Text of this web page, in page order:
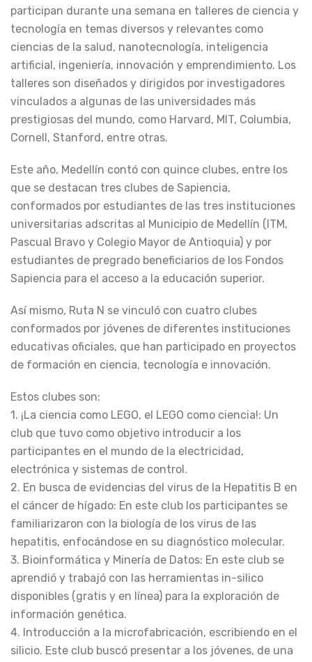
participan durante una semana en talleres de ciencia y
tecnología en temas diversos y relevantes como
ciencias de la salud, nanotecnología, inteligencia
artificial, ingeniería, innovación y emprendimiento. Los
talleres son diseñados y dirigidos por investigadores
vinculados a algunas de las universidades más
prestigiosas del mundo, como Harvard, MIT, Columbia,
Cornell, Stanford, entre otras.
Este año, Medellín contó con quince clubes, entre los
que se destacan tres clubes de Sapiencia,
conformados por estudiantes de las tres instituciones
universitarias adscritas al Municipio de Medellín (ITM,
Pascual Bravo y Colegio Mayor de Antioquia) y por
estudiantes de pregrado beneficiarios de los Fondos
Sapiencia para el acceso a la educación superior.
Así mismo, Ruta N se vinculó con cuatro clubes
conformados por jóvenes de diferentes instituciones
educativas oficiales, que han participado en proyectos
de formación en ciencia, tecnología e innovación.
Estos clubes son:
1. ¡La ciencia como LEGO, el LEGO como ciencia!: Un
club que tuvo como objetivo introducir a los
participantes en el mundo de la electricidad,
electrónica y sistemas de control.
2. En busca de evidencias del virus de la Hepatitis B en
el cáncer de hígado: En este club los participantes se
familiarizaron con la biología de los virus de las
hepatitis, enfocándose en su diagnóstico molecular.
3. Bioinformática y Minería de Datos: En este club se
aprendió y trabajó con las herramientas in-silico
disponibles (gratis y en línea) para la exploración de
información genética.
4. Introducción a la microfabricación, escribiendo en el
silicio. Este club buscó presentar a los jóvenes, de una